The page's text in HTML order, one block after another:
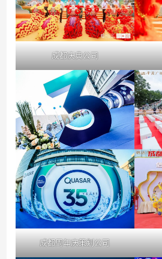
成都庆典公司
成都周年庆策划公司